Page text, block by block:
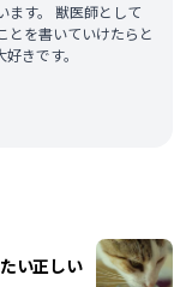
ます。 獣医師として
とを書いていけたらと
きです。
い正しい